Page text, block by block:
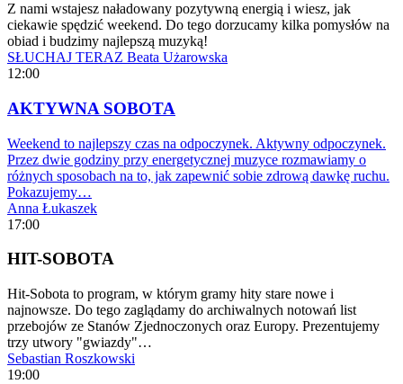
Z nami wstajesz naładowany pozytywną energią i wiesz, jak
ciekawie spędzić weekend. Do tego dorzucamy kilka pomysłów na
obiad i budzimy najlepszą muzyką!
SŁUCHAJ TERAZ Beata Użarowska
12:00
AKTYWNA SOBOTA
Weekend to najlepszy czas na odpoczynek. Aktywny odpoczynek.
Przez dwie godziny przy energetycznej muzyce rozmawiamy o
różnych sposobach na to, jak zapewnić sobie zdrową dawkę ruchu.
Pokazujemy…
Anna Łukaszek
17:00
HIT-SOBOTA
Hit-Sobota to program, w którym gramy hity stare nowe i
najnowsze. Do tego zaglądamy do archiwalnych notowań list
przebojów ze Stanów Zjednoczonych oraz Europy. Prezentujemy
trzy utwory "gwiazdy"…
Sebastian Roszkowski
19:00